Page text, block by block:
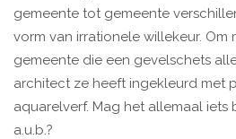
gemeente tot gemeente
vorm van irrationele willekeur. Om
gemeente die een gevelschets
architect ze heeft ingekleurd met
aquarelverf. Mag het allemaal
a.u.b.?